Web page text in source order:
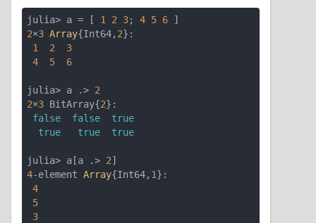
julia> a = [ 1 2 3; 4 5 6
2×3 Array{Int64, 2}:
1
2
3
4
5 6
julia> a .> 2
2×3 BitArray{2}:
false
false
true
true
true true
julia> a[a .> 2
4-element Array{Int64, 1}:
4
5
3